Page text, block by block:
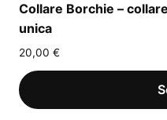
Collare Borchie –
unica
20,00 €